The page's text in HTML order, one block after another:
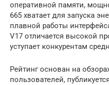
оперативной памяти,
665 хватает для запуска
плавной работы
V17 отличается высокой
уступает конкурентам
Рейтинг основан на
пользователей,